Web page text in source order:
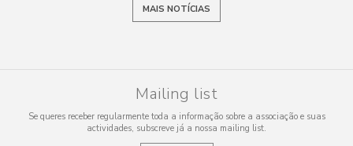
MAIS NOTÍCIAS
Mailing list
Se queres receber regularmente toda a informação sobre a associação e suas
actividades, subscreve já a nossa mailing list.